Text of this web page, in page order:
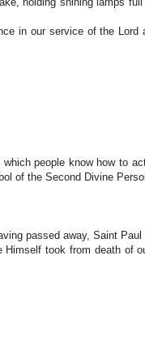
in our service of the Lord
people know how to
of the Second Divine
passed away, Saint
took from death of